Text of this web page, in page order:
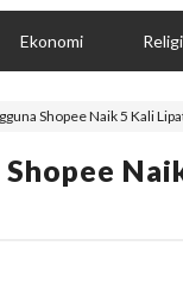
Ekonomi Religi
Shopee Naik 5 Kali